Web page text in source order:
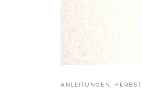
ANLEITUNGEN, HERBST